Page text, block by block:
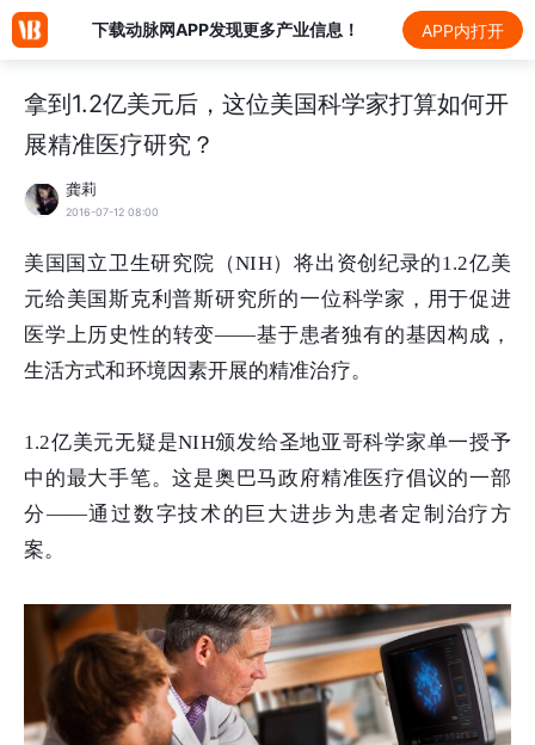
下载动脉网APP发现更多产业信息！ APP内打开
拿到1.2亿美元后，这位美国科学家打算如何开
展精准医疗研究？
龚莉
2016-07-12 08:00
美国国立卫生研究院（NIH）将出资创纪录的1.2亿美
元给美国斯克利普斯研究所的一位科学家，用于促进
医学上历史性的转变——基于患者独有的基因构成，
生活方式和环境因素开展的精准治疗。
1.2亿美元无疑是NIH颁发给圣地亚哥科学家单一授予
中的最大手笔。这是奥巴马政府精准医疗倡议的一部
分——通过数字技术的巨大进步为患者定制治疗方
案。